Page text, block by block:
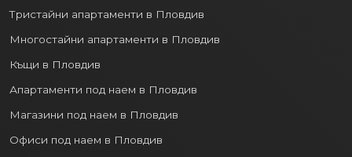
Тристайни апартаменти в Пловдив
Многостайни апартаменти в Пловдив
Къщи в Пловдив
Апартаменти под наем в Пловдив
Магазини под наем в Пловдив
Офиси под наем в Пловдив